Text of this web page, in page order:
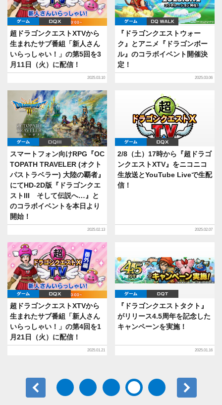
ゲーム DQX
超ドラゴンクエストXTVから
生まれたサブ番組「新人さん
いらっしゃい！」の第5回を3
月11日（火）に配信！
2025.03.10
ゲーム DQ WALK
『ドラゴンクエストウォー
ク』とアニメ『ドラゴンボー
ル』のコラボイベント開催決
定！
2025.03.06
ゲーム DQIII
スマートフォン向けRPG『OC
TOPATH TRAVELER (オクト
パストラベラー) 大陸の覇者』
にてHD-2D版『ドラゴンクエ
ストIII そして伝説へ…』と
のコラボイベントを本日より
開始！
2025.02.13
ゲーム
2/8（土）17時から『超ドラゴ
ンクエストXTV』をニコニコ
生放送とYouTube Liveで生配
信！
2025.02.07
ゲーム DQX
超ドラゴンクエストXTVから
生まれたサブ番組「新人さん
いらっしゃい！」の第4回を1
月21日（火）に配信！
2025.01.21
ゲーム
『ドラゴンクエストタクト』
がリリース4.5周年を記念した
キャンペーンを実施！
2025.01.16
前へ